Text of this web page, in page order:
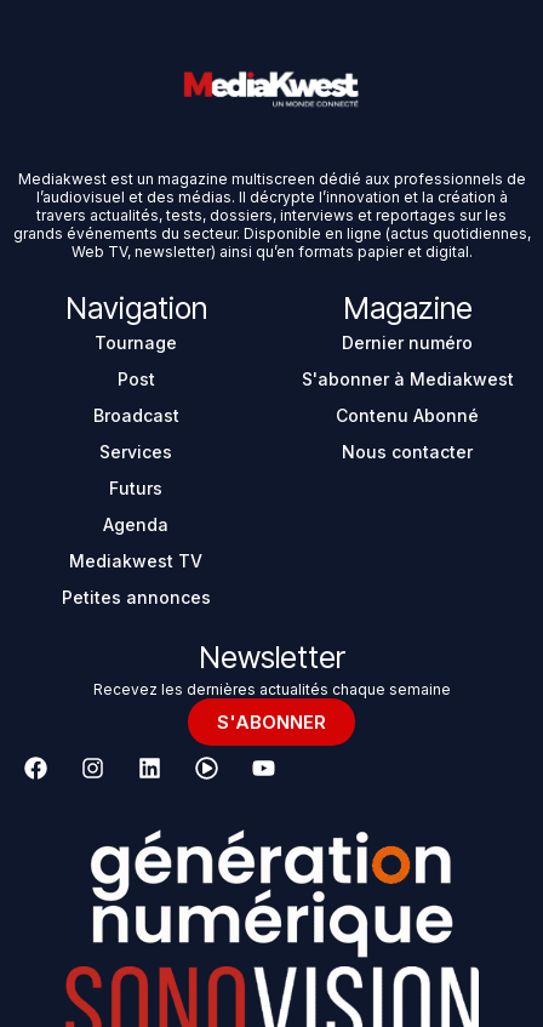
Mediakwest est un magazine multiscreen dédié aux professionnels de
l’audiovisuel et des médias. Il décrypte l’innovation et la création à
travers actualités, tests, dossiers, interviews et reportages sur les
grands événements du secteur. Disponible en ligne (actus quotidiennes,
Web TV, newsletter) ainsi qu’en formats papier et digital.
Navigation
Tournage
Post
Broadcast
Services
Futurs
Agenda
Mediakwest TV
Petites annonces
Magazine
Dernier numéro
S'abonner à Mediakwest
Contenu Abonné
Nous contacter
Newsletter
Recevez les dernières actualités chaque semaine
S'ABONNER